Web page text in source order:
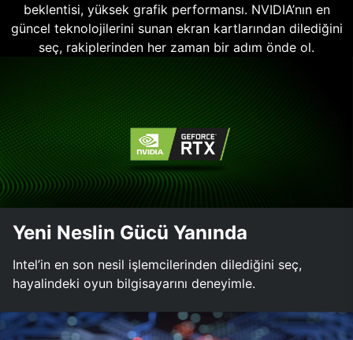
beklentisi, yüksek grafik performansı. NVIDIA’nın en
güncel teknolojilerini sunan ekran kartlarından dilediğini
seç, rakiplerinden her zaman bir adım önde ol.
Yeni Neslin Gücü Yanında
Intel’in en son nesil işlemcilerinden dilediğini seç,
hayalindeki oyun bilgisayarını deneyimle.